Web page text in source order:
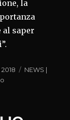
la
al saper
Categorie
NEWS |